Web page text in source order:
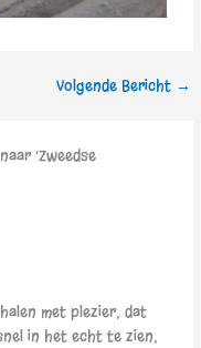
Volgende Bericht →
‘Zweedse
met plezier, dat
in het echt te zien,